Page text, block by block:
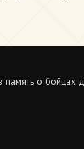
о бойцах